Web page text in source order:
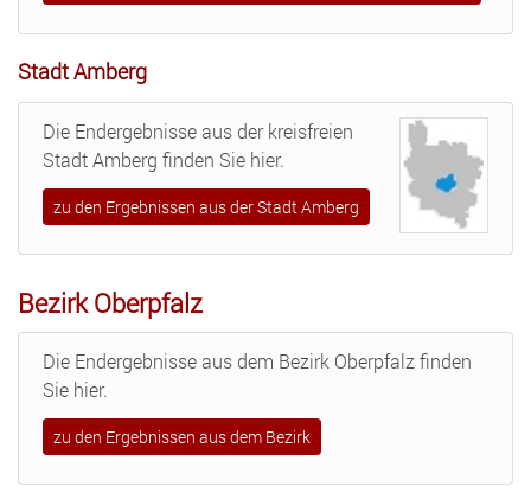
Stadt Amberg
Die Endergebnisse aus der kreisfreien
Stadt Amberg finden Sie hier.
zu den Ergebnissen aus der Stadt Amberg
Bezirk Oberpfalz
Die Endergebnisse aus dem Bezirk Oberpfalz finden
Sie hier.
zu den Ergebnissen aus dem Bezirk